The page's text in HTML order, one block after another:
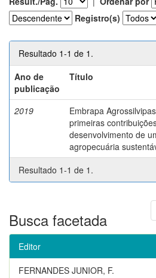
Registro(s)
Resultado 1-1 de 1.
Ano de
publicação
Título
2019
Embrapa
primeiras
desenvolvimento de
agropecuária
Resultado 1-1 de 1.
Busca facetada
Editor
FERNANDES JUNIOR, F.